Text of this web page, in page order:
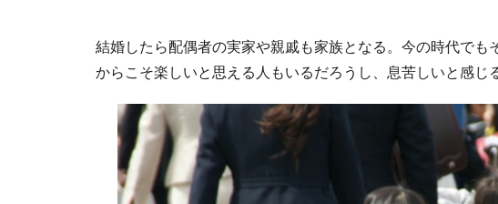
結婚したら配偶者の実家や親戚も家族となる。今の時代でも
からこそ楽しいと思える人もいるだろうし、息苦しいと感じ